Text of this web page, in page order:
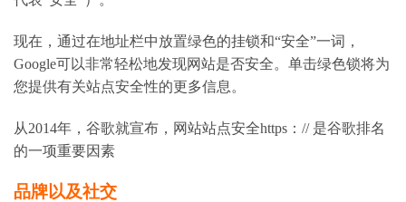
现在，通过在地址栏中放置绿色的挂锁和“安全”一词，
Google可以非常轻松地发现网站是否安全。单击绿色锁将为
您提供有关站点安全性的更多信息。
从2014年，谷歌就宣布，网站站点安全https：// 是谷歌排名
的一项重要因素
品牌以及社交